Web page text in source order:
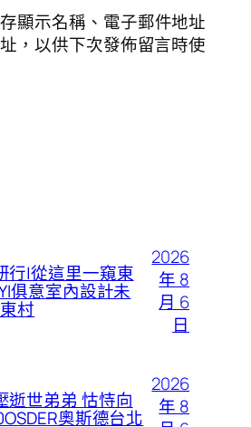
顯示名稱、電子郵件地址
，以供下次發佈留言時使
行|從這里一窺東
俱意室內設計未
村
2026
年 8
月 6
日
逝世弟弟 怙恃向
奧斯德台北
2026
年 8